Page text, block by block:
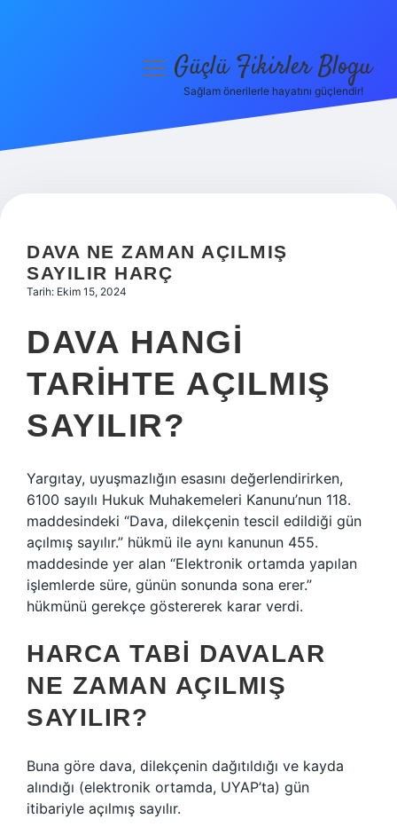
Hakkımızda
menüyüGüçlü Fikirler Blogu
Sağlam önerilerle hayatını güçlendir!
DAVA NE ZAMAN AÇILMIŞ
SAYILIR HARÇ
Tarih: Ekim 15, 2024
DAVA HANGI
TARIHTE AÇILMIŞ
SAYILIR?
Yargıtay, uyuşmazlığın esasını değerlendirirken,
6100 sayılı Hukuk Muhakemeleri Kanunu’nun 118.
maddesindeki “Dava, dilekçenin tescil edildiği gün
açılmış sayılır.” hükmü ile aynı kanunun 455.
maddesinde yer alan “Elektronik ortamda yapılan
işlemlerde süre, günün sonunda sona erer.”
hükmünü gerekçe göstererek karar verdi.
HARCA TABI DAVALAR
NE ZAMAN AÇILMIŞ
SAYILIR?
Buna göre dava, dilekçenin dağıtıldığı ve kayda
alındığı (elektronik ortamda, UYAP’ta) gün
itibariyle açılmış sayılır.